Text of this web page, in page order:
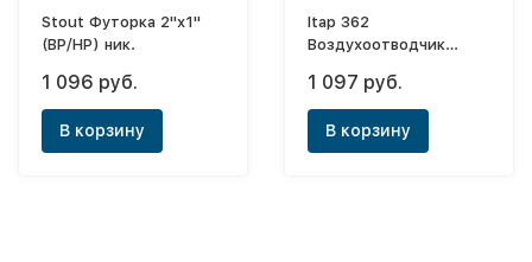
Stout Футорка 2"х1"
(ВР/НР) ник.
1 096 руб.
В корзину
Itap 362
Воздухоотводчик
прямой 3/4"
1 097 руб.
В корзину